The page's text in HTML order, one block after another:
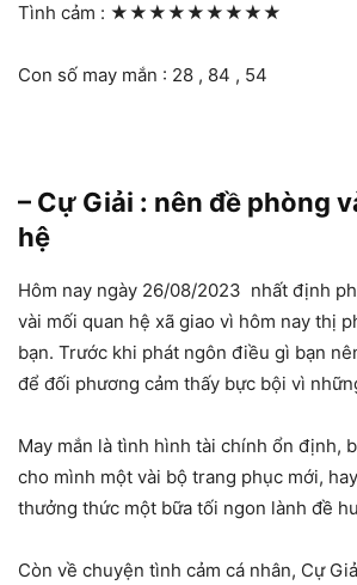
Tình cảm : ★★★★★★★★★
Con số may mắn : 28 , 84 , 54
– Cự Giải : nên đề phòng
hệ
Hôm nay ngày 26/08/2023 nhất định
vài mối quan hệ xã giao vì hôm nay thị
bạn. Trước khi phát ngôn điều gì bạn
để đối phương cảm thấy bực bội vì
May mắn là tình hình tài chính ổn định,
cho mình một vài bộ trang phục mới,
thưởng thức một bữa tối ngon lành đề
Còn về chuyện tình cảm cá nhân, Cự